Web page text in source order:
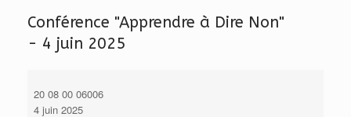
Conférence "Apprendre à Dire Non"
- 4 juin 2025
"Apprendre
à Dire Non"
20 08 00 06006
4 juin 2025